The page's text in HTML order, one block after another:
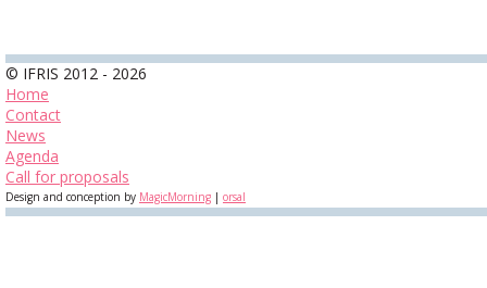
© IFRIS 2012 - 2026
Home
Contact
News
Agenda
Call for proposals
Design and conception by MagicMorning | orsal